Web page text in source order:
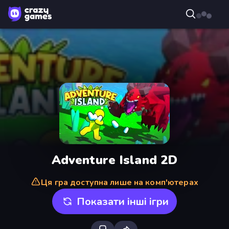
Adventure Island 2D
Ця гра доступна лише на комп'ютерах
Показати інші ігри